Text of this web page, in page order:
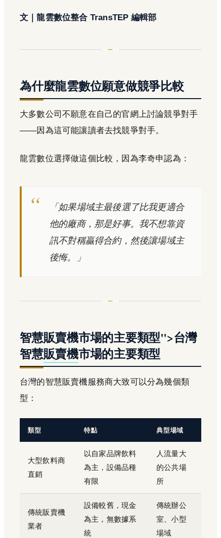
文｜龍雲數位整合 TransTEP 編輯部
為什麼龍雲數位願意做競爭比較
大多數公司不願意在自己的官網上討論競爭對手
——因為這可能讓讀者去找競爭對手。
龍雲數位選擇做這個比較，因為李奇申認為：
「如果場域主最後選了比我更適合
他的廠商，那是好事。我不想靠資
訊不對稱贏得合約，然後讓場域主
後悔。」
智慧販賣機市場的主要類型">台灣
智慧販賣機市場的主要類型
台灣的智慧販賣機服務商大致可以分為幾個類
型：
類型 特點 典型場域
大型飲料商
直銷
以自家品牌飲料
為主，設備品種
有限
人流量大
的公共場
所
傳統販賣機
業者
設備較舊，現金
為主，無數據系
統
傳統辦公
室、小型
場域